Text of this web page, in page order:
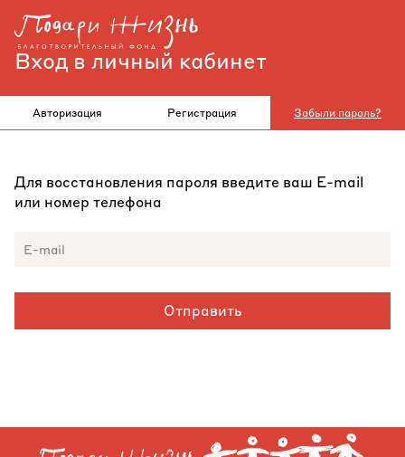
Вход в личный кабинет
Авторизация Регистрация Забыли пароль?
Для восстановления пароля введите ваш Е-mail
или номер телефона
Отправить